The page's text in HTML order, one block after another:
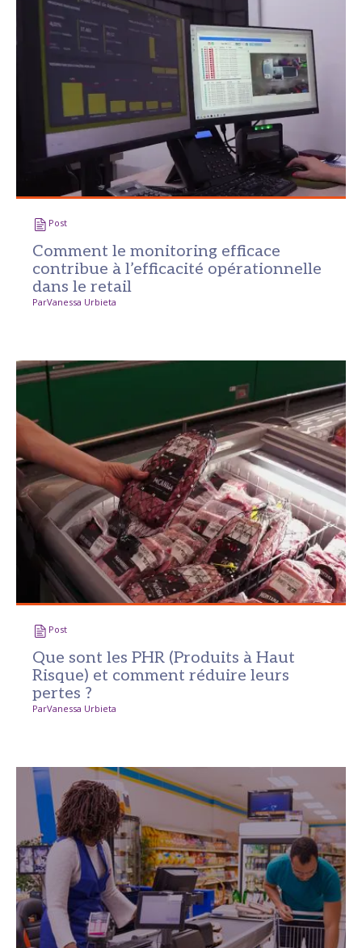
Post
Comment le monitoring efficace
contribue à l’efficacité opérationnelle
dans le retail
ParVanessa Urbieta
Post
Que sont les PHR (Produits à Haut
Risque) et comment réduire leurs
pertes ?
ParVanessa Urbieta